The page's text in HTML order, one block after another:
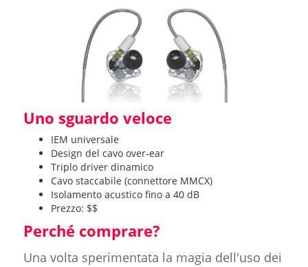
Uno sguardo veloce
IEM universale
Design del cavo over-ear
Triplo driver dinamico
Cavo staccabile (connettore MMCX)
Isolamento acustico fino a 40 dB
Prezzo: $$
Perché comprare?
Una volta sperimentata la magia dell'uso dei